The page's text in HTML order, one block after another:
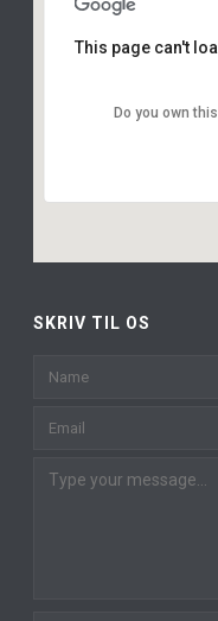
This page can't
Do you own
SKRIV TIL OS